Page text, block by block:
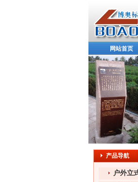
网站首页
产品导航
户外立